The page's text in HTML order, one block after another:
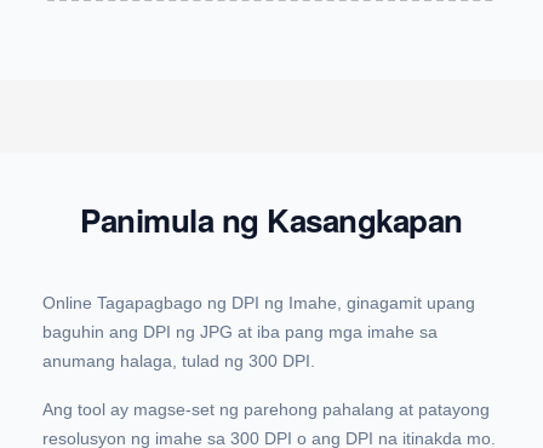
Panimula ng Kasangkapan
Online Tagapagbago ng DPI ng Imahe, ginagamit upang
baguhin ang DPI ng JPG at iba pang mga imahe sa
anumang halaga, tulad ng 300 DPI.
Ang tool ay magse-set ng parehong pahalang at patayong
resolusyon ng imahe sa 300 DPI o ang DPI na itinakda mo.